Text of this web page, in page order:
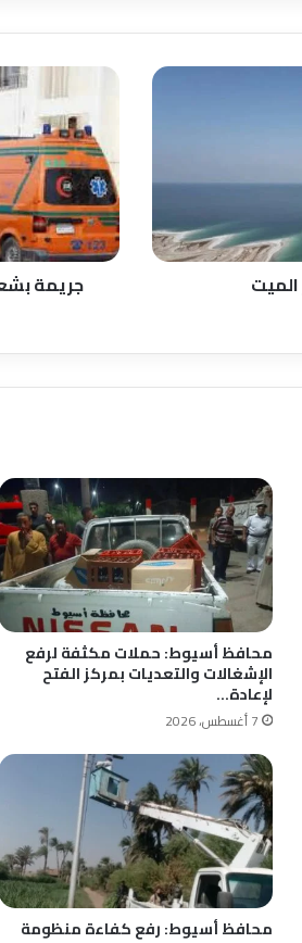
الميت
جريمة
يذبح
والده
فى
ثانى
أيام
عيد
الأضحىجريمة
محافظ أسيوط: حملات مكثفة لرفع
الإشغالات والتعديات بمركز الفتح
لإعادة…
7 أغسطس، 2026
محافظ أسيوط: رفع كفاءة منظومة